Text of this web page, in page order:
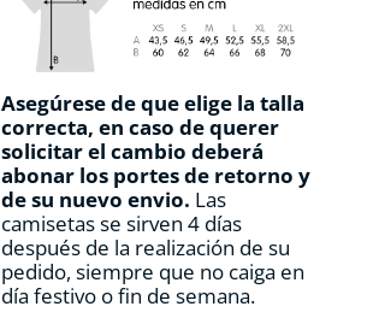
Asegúrese de que elige la talla
correcta, en caso de querer
solicitar el cambio deberá
abonar los portes de retorno y
de su nuevo envio. Las
camisetas se sirven 4 días
después de la realización de su
pedido, siempre que no caiga en
día festivo o fin de semana.